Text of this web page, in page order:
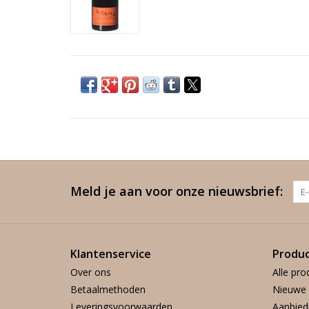
Meld je aan voor onze nieuwsbrief:
Klantenservice
Over ons
Betaalmethoden
Alle